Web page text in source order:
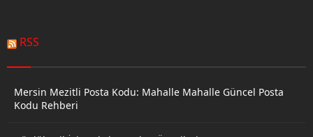
RSS
Mersin Mezitli Posta Kodu: Mahalle Mahalle Güncel Posta
Kodu Rehberi